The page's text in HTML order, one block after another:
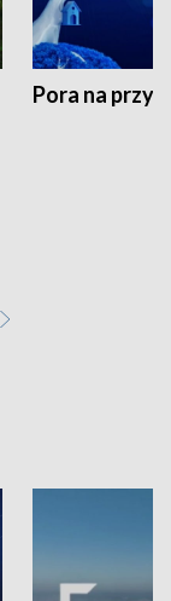
Pora na